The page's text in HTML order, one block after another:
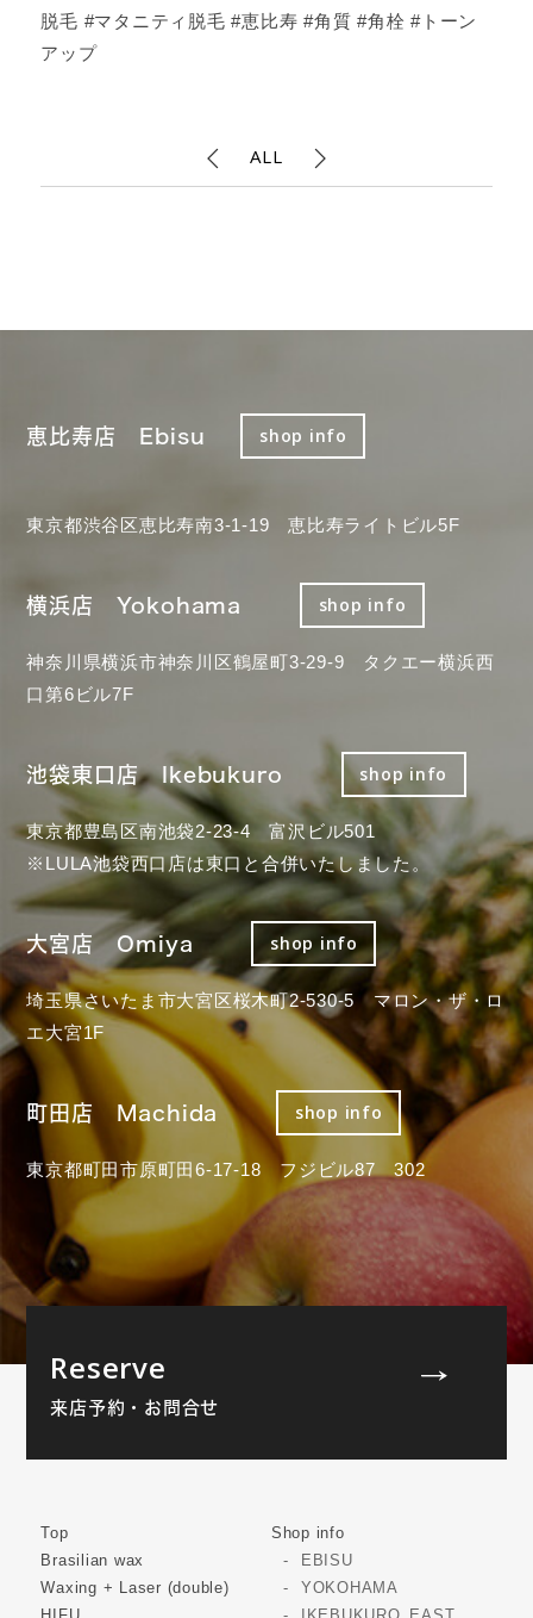
脱毛 #マタニティ脱毛 #恵比寿 #角質 #角栓 #トーン
アップ
ALL
恵比寿店 Ebisu shop info
東京都渋谷区恵比寿南3-1-19 恵比寿ライトビル5F
横浜店 Yokohama shop info
神奈川県横浜市神奈川区鶴屋町3-29-9 タクエー横浜西
口第6ビル7F
池袋東口店 Ikebukuro shop info
東京都豊島区南池袋2-23-4 富沢ビル501
※LULA池袋西口店は東口と合併いたしました。
大宮店 Omiya shop info
埼玉県さいたま市大宮区桜木町2-530-5 マロン・ザ・ロ
エ大宮1F
町田店 Machida shop info
東京都町田市原町田6-17-18 フジビル87 302
Reserve
来店予約・お問合せ
Top
Brasilian wax
Waxing + Laser (double)
Shop info
EBISU
YOKOHAMA